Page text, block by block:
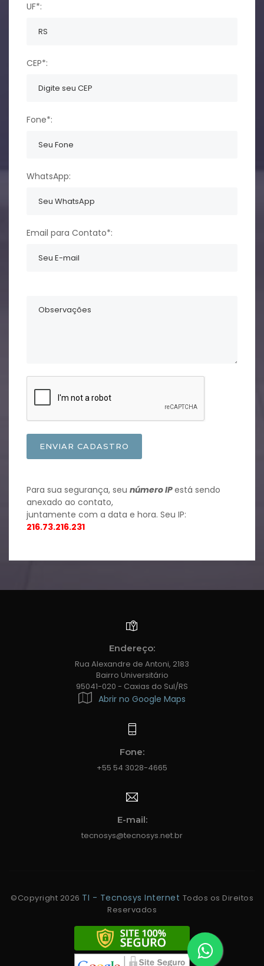
UF*:
CEP*:
Fone*:
WhatsApp:
Email para Contato*:
ENVIAR CADASTRO
Para sua segurança, seu número IPestá sendo
anexado ao contato,
juntamente com a data e hora. Seu IP:
216.73.216.231
Endereço:
Rua Alexandre de Antoni, 2183
Bairro Universitário
95041-020 - Caxias do Sul/RS
Abrir no Google Maps
Fone:
+55 54 3028-4665
E-mail:
tecnosys@tecnosys.net.br
©Copyright 2026 TI - Tecnosys Internet Todos os Direitos
Reservados